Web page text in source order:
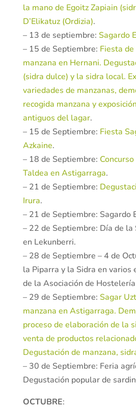
la mano de Egoitz Zapiain
D’Elikatuz (Ordizia).
– 13 de septiembre: Sagardo
– 15 de Septiembre: Fiesta
manzana en Hernani.
(sidra dulce) y la sidra local.
variedades de manzanas,
recogida manzana y
antiguos del lagar.
– 15 de Septiembre: Fiesta
Azkaine.
– 18 de Septiembre:
Taldea en Astigarraga.
– 21 de Septiembre:
Irura.
– 21 de Septiembre: Sagardo
– 22 de Septiembre: Día de la
en Lekunberri.
– 28 de Septiembre – 4 de
la Piparra y la Sidra en varios
de la Asociación de
– 29 de Septiembre: Sagar
manzana en Astigarraga.
proceso de elaboración de la
venta de productos
Degustación de manzana,
– 30 de Septiembre: Feria
Degustación popular de
OCTUBRE: